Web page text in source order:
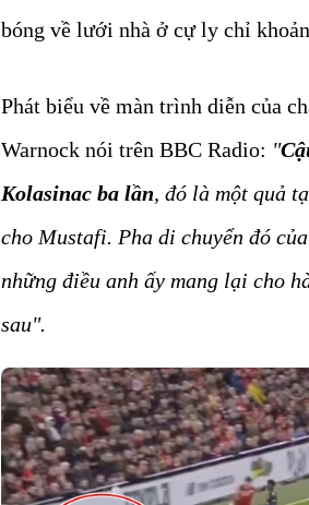
bóng về lưới nhà ở cự ly chỉ
Phát biểu về màn trình diễn của
Warnock nói trên BBC Radio: "
Kolasinac ba lần, đó là một quả
cho Mustafi. Pha di chuyển đó
những điều anh ấy mang lại cho
sau".